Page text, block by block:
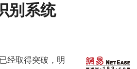
别系统
经取得突破，明